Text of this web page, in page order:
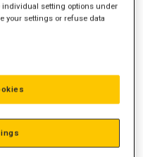
individual setting options under
your settings or refuse data